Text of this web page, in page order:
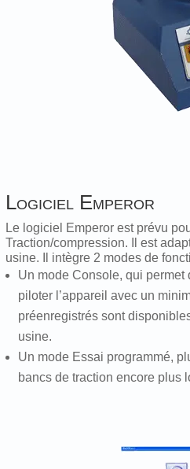
Logiciel Emperor
Le logiciel Emperor est prévu
Traction/compression. Il est
usine. Il intègre 2 modes de
Un mode Console, qui
piloter l’appareil avec un
préenregistrés sont
usine.
Un mode Essai programmé,
bancs de traction encore plus